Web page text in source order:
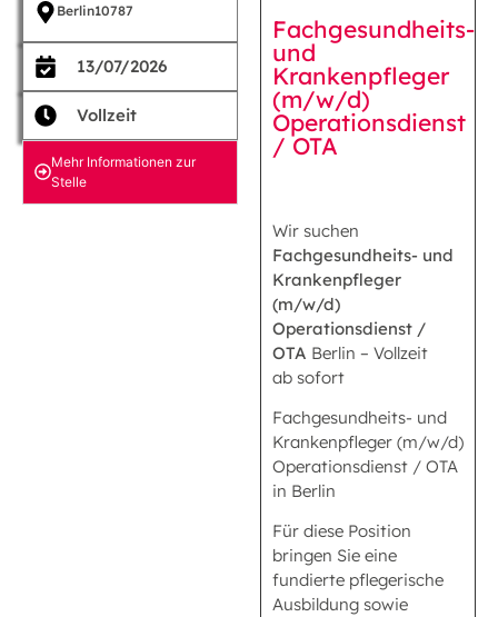
Berlin10787
13/07/2026
Vollzeit
Mehr Informationen zur
Stelle
Fachgesundheits-
und
Krankenpfleger
(m/w/d)
Operationsdienst
/ OTA
Wir suchen
Fachgesundheits- und
Krankenpfleger
(m/w/d)
Operationsdienst /
OTA Berlin – Vollzeit
ab sofort
Fachgesundheits- und
Krankenpfleger (m/w/d)
Operationsdienst / OTA
in Berlin
Für diese Position
bringen Sie eine
fundierte pflegerische
Ausbildung sowie